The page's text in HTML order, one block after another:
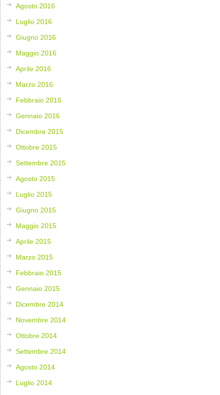
Agosto 2016
Luglio 2016
Giugno 2016
Maggio 2016
Aprile 2016
Marzo 2016
Febbraio 2016
Gennaio 2016
Dicembre 2015
Ottobre 2015
Settembre 2015
Agosto 2015
Luglio 2015
Giugno 2015
Maggio 2015
Aprile 2015
Marzo 2015
Febbraio 2015
Gennaio 2015
Dicembre 2014
Novembre 2014
Ottobre 2014
Settembre 2014
Agosto 2014
Luglio 2014